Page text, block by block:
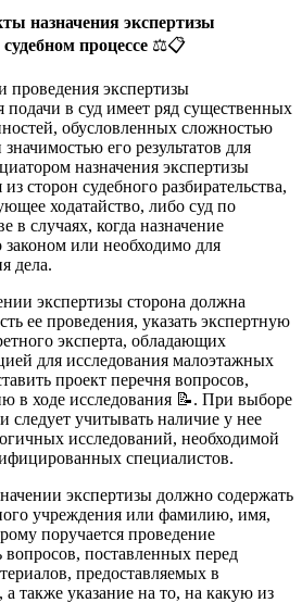
назначения экспертизы
процессе ⚖️📋
проведения экспертизы
в суд имеет ряд существенных
обусловленных сложностью
его результатов для
назначения экспертизы
сторон судебного разбирательства,
ходатайство, либо суд по
в случаях, когда назначение
или необходимо для
дела.
экспертизы сторона должна
ее проведения, указать экспертную
эксперта, обладающих
для исследования малоэтажных
проект перечня вопросов,
в ходе исследования 📝. При выборе
следует учитывать наличие у нее
исследований, необходимой
специалистов.
экспертизы должно содержать
учреждения или фамилию, имя,
поручается проведение
вопросов, поставленных перед
предоставляемых в
а также указание на то, на какую из